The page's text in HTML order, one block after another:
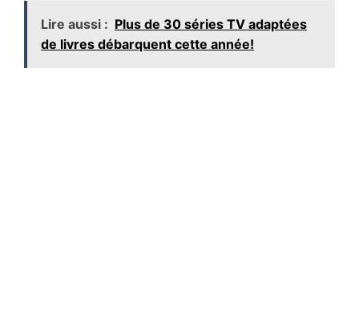
Lire aussi : Plus de 30 séries TV adaptées
de livres débarquent cette année!